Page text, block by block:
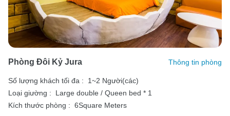
Phòng Đôi Kỷ Jura Thông tin phòng
Số lượng khách tối đa :
1~2 Người(các)
Loại giường :
Large double / Queen bed * 1
Kích thước phòng : 6Square Meters